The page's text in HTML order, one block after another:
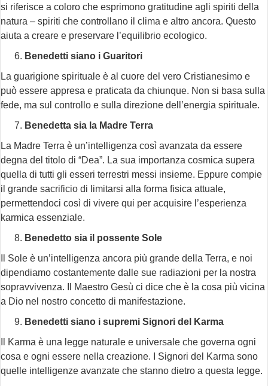
si riferisce a coloro che esprimono gratitudine agli spiriti della
natura – spiriti che controllano il clima e altro ancora. Questo
aiuta a creare e preservare l’equilibrio ecologico.
Benedetti siano i Guaritori
La guarigione spirituale è al cuore del vero Cristianesimo e
può essere appresa e praticata da chiunque. Non si basa sulla
fede, ma sul controllo e sulla direzione dell’energia spirituale.
Benedetta sia la Madre Terra
La Madre Terra è un’intelligenza così avanzata da essere
degna del titolo di “Dea”. La sua importanza cosmica supera
quella di tutti gli esseri terrestri messi insieme. Eppure compie
il grande sacrificio di limitarsi alla forma fisica attuale,
permettendoci così di vivere qui per acquisire l’esperienza
karmica essenziale.
Benedetto sia il possente Sole
Il Sole è un’intelligenza ancora più grande della Terra, e noi
dipendiamo costantemente dalle sue radiazioni per la nostra
sopravvivenza. Il Maestro Gesù ci dice che è la cosa più vicina
a Dio nel nostro concetto di manifestazione.
Benedetti siano i supremi Signori del Karma
Il Karma è una legge naturale e universale che governa ogni
cosa e ogni essere nella creazione. I Signori del Karma sono
quelle intelligenze avanzate che stanno dietro a questa legge.